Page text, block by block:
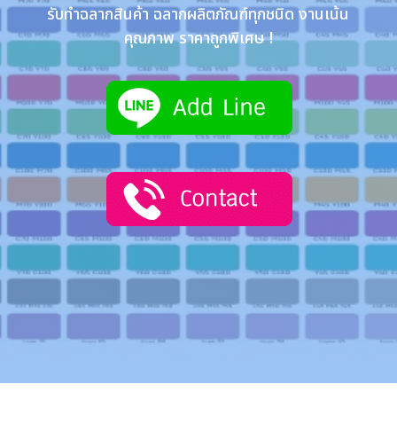
รับทำฉลากสินค้า ฉลากผลิตภัณฑ์ทุกชนิด งานเน้น
คุณภาพ ราคาถูกพิเศษ !